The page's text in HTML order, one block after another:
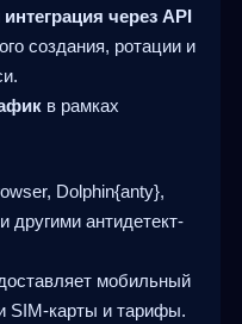
через API
создания, ротации и
в рамках
Dolphin{anty},
другими антидетект-
мобильный
SIM-карты и тарифы.